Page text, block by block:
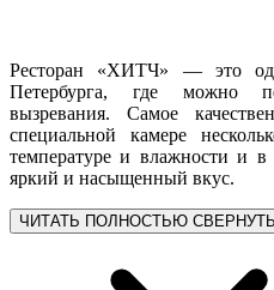
Ресторан «ХИТЧ» — это
Петербурга, где можно
вызревания. Самое
специальной камере
температуре и влажности и в
яркий и насыщенный вкус.
ЧИТАТЬ ПОЛНОСТЬЮ СВЕРНУТЬ